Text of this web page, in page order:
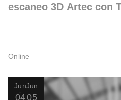
escaneo 3D Artec con
Online
Jun
04
Jun
05